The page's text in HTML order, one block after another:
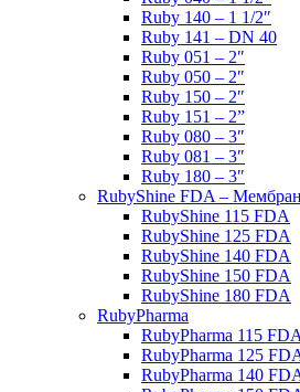
Ruby 140 – 1 1/2″
Ruby 141 – DN 40
Ruby 051 – 2″
Ruby 050 – 2″
Ruby 150 – 2″
Ruby 151 – 2”
Ruby 080 – 3″
Ruby 081 – 3″
Ruby 180 – 3″
RubyShine FDA –
RubyShine 115 FDA
RubyShine 125 FDA
RubyShine 140 FDA
RubyShine 150 FDA
RubyShine 180 FDA
RubyPharma
RubyPharma 115 FDA
RubyPharma 125
RubyPharma 140